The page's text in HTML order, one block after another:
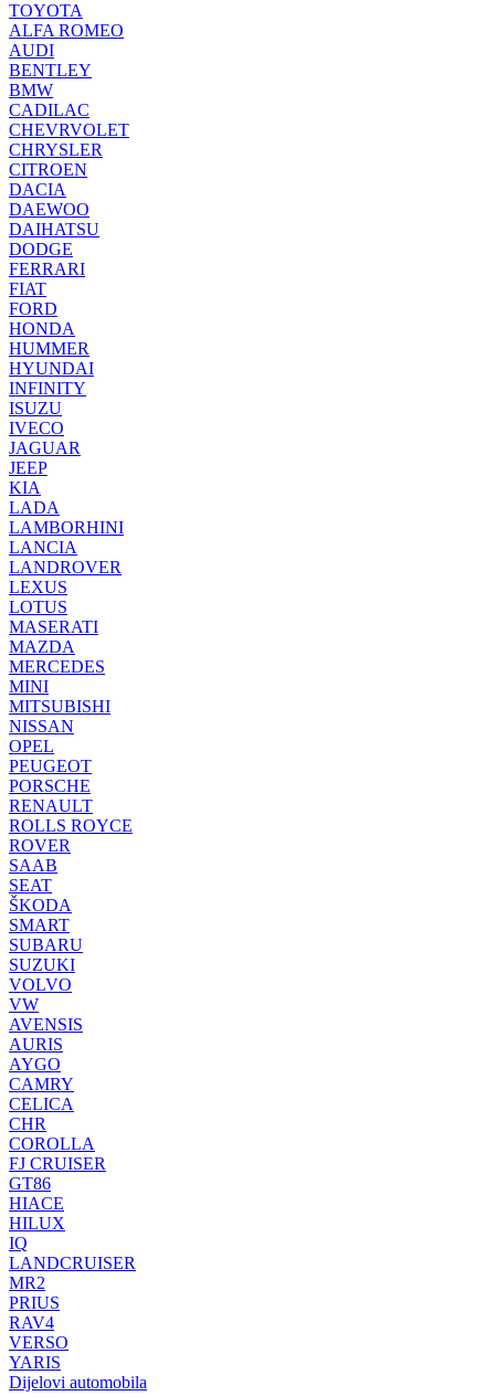
TOYOTA
ALFA ROMEO
AUDI
BENTLEY
BMW
CADILAC
CHEVRVOLET
CHRYSLER
CITROEN
DACIA
DAEWOO
DAIHATSU
DODGE
FERRARI
FIAT
FORD
HONDA
HUMMER
HYUNDAI
INFINITY
ISUZU
IVECO
JAGUAR
JEEP
KIA
LADA
LAMBORHINI
LANCIA
LANDROVER
LEXUS
LOTUS
MASERATI
MAZDA
MERCEDES
MINI
MITSUBISHI
NISSAN
OPEL
PEUGEOT
PORSCHE
RENAULT
ROLLS ROYCE
ROVER
SAAB
SEAT
ŠKODA
SMART
SUBARU
SUZUKI
VOLVO
VW
AVENSIS
AURIS
AYGO
CAMRY
CELICA
CHR
COROLLA
FJ CRUISER
GT86
HIACE
HILUX
IQ
LANDCRUISER
MR2
PRIUS
RAV4
VERSO
YARIS
Dijelovi automobila